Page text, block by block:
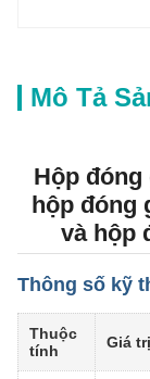
Mô Tả
Hộp
hộp đóng
và hộp
Thông số kỹ
Thuộc
tính
Giá trị